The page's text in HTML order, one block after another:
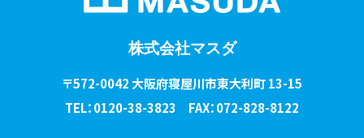
株式会社マスダ
〒572-0042 大阪府寝屋川市東大利町 13-15
TEL：0120-38-3823 FAX：072-828-8122